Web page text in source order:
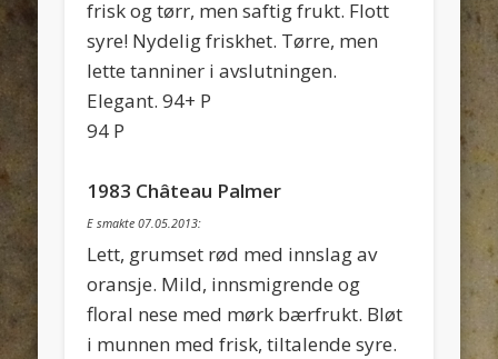
frisk og tørr, men saftig frukt. Flott
syre! Nydelig friskhet. Tørre, men
lette tanniner i avslutningen.
Elegant. 94+ P
94 P
1983 Château Palmer
E smakte 07.05.2013:
Lett, grumset rød med innslag av
oransje. Mild, innsmigrende og
floral nese med mørk bærfrukt. Bløt
i munnen med frisk, tiltalende syre.